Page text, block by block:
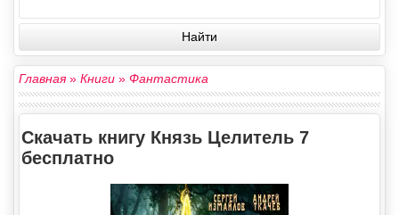
Главная» Книги » Фантастика
Скачать книгу Князь Целитель 7
бесплатно